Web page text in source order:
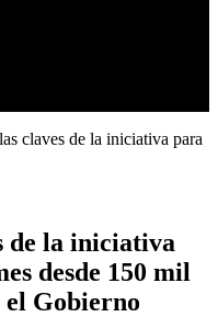
claves de la iniciativa para
de la iniciativa
desde 150 mil
el Gobierno